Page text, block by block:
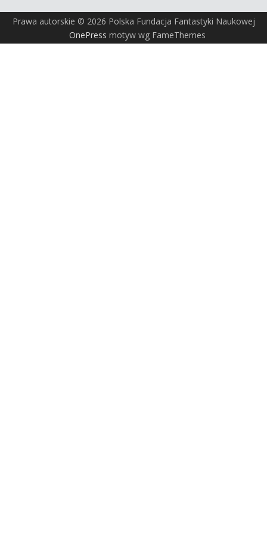
Prawa autorskie © 2026 Polska Fundacja Fantastyki Naukowej
OnePress motyw wg FameThemes